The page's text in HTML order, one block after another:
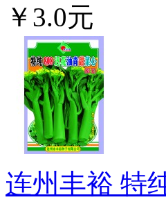
￥3.0元
连州丰裕 特